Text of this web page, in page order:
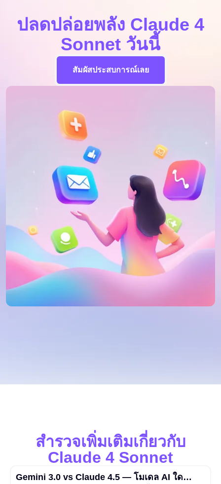
ปลดปล่อยพลัง Claude 4
Sonnet วันนี้
สัมผัสประสบการณ์เลย
สำรวจเพิ่มเติมเกี่ยวกับ
Claude 4 Sonnet
Gemini 3.0 vs Claude 4.5 — โมเดล AI ใดนำ